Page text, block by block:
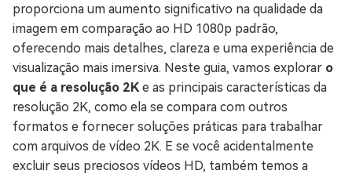
proporciona um aumento significativo na qualidade da
imagem em comparação ao HD 1080p padrão,
oferecendo mais detalhes, clareza e uma experiência de
visualização mais imersiva. Neste guia, vamos explorar o
que é a resolução 2Ke as principais características da
resolução 2K, como ela se compara com outros
formatos e fornecer soluções práticas para trabalhar
com arquivos de vídeo 2K. E se você acidentalmente
excluir seus preciosos vídeos HD, também temos a